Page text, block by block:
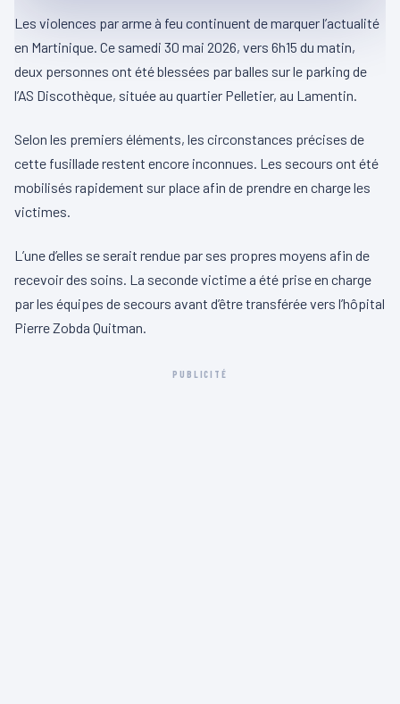
Les violences par arme à feu continuent de marquer l’actualité
en Martinique. Ce samedi 30 mai 2026, vers 6h15 du matin,
deux personnes ont été blessées par balles sur le parking de
l’AS Discothèque, située au quartier Pelletier, au Lamentin.
Selon les premiers éléments, les circonstances précises de
cette fusillade restent encore inconnues. Les secours ont été
mobilisés rapidement sur place afin de prendre en charge les
victimes.
L’une d’elles se serait rendue par ses propres moyens afin de
recevoir des soins. La seconde victime a été prise en charge
par les équipes de secours avant d’être transférée vers l’hôpital
Pierre Zobda Quitman.
PUBLICITÉ